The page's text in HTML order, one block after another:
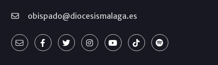
obispado@diocesismalaga.es